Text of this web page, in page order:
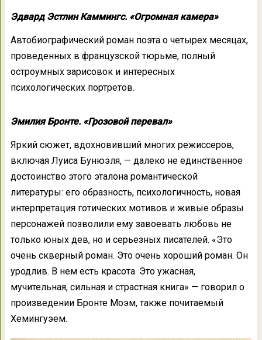
Эдвард Эстлин Каммингс. «Огромная камера»
Автобиографический роман поэта о четырех месяцах,
проведенных в французской тюрьме, полный
остроумных зарисовок и интересных
психологических портретов.
Эмилия Бронте. «Грозовой перевал»
Яркий сюжет, вдохновивший многих режиссеров,
включая Луиса Бунюэля, — далеко не единственное
достоинство этого эталона романтической
литературы: его образность, психологичность, новая
интерпретация готических мотивов и живые образы
персонажей позволили ему завоевать любовь не
только юных дев, но и серьезных писателей. «Это
очень скверный роман. Это очень хороший роман. Он
уродлив. В нем есть красота. Это ужасная,
мучительная, сильная и страстная книга» — говорил о
произведении Бронте Моэм, также почитаемый
Хемингуэем.